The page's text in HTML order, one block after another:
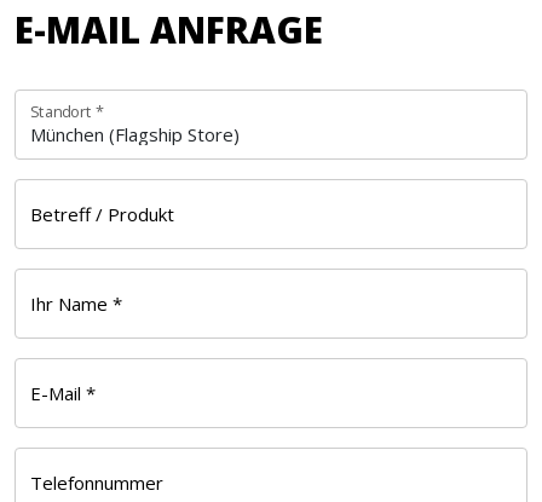
Beratung & Service
E-MAIL ANFRAGE
Standort*
Betreff / Produkt
Ihr Name *
E-Mail *
Telefonnummer